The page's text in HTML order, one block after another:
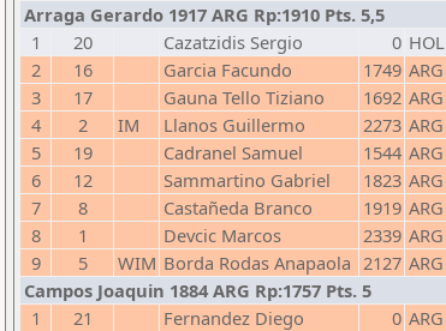
Arraga Gerardo 1917 ARG Rp:1910 Pts. 5,5
1
20 Cazatzidis Sergio 0 HOL
2
16 Garcia Facundo 1749 ARG
3
17 Gauna Tello Tiziano 1692 ARG
4
2 IM Llanos Guillermo 2273 ARG
5
19 Cadranel Samuel 1544 ARG
6
12 Sammartino Gabriel 1823 ARG
7
8 Castañeda Branco 1919 ARG
8
1 Devcic Marcos 2339 ARG
9
5 WIM Borda Rodas Anapaola 2127 ARG
Campos Joaquin 1884 ARG Rp:1757 Pts. 5
1
21 Fernandez Diego 0 ARG